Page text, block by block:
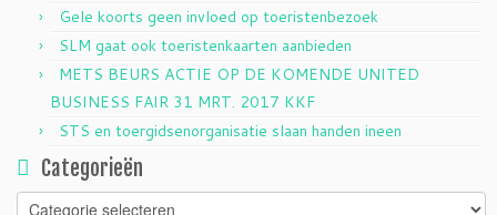
Gele koorts geen invloed op toeristenbezoek
SLM gaat ook toeristenkaarten aanbieden
METS BEURS ACTIE OP DE KOMENDE UNITED
BUSINESS FAIR 31 MRT. 2017 KKF
STS en toergidsenorganisatie slaan handen ineen
Categorieën
Categorieën